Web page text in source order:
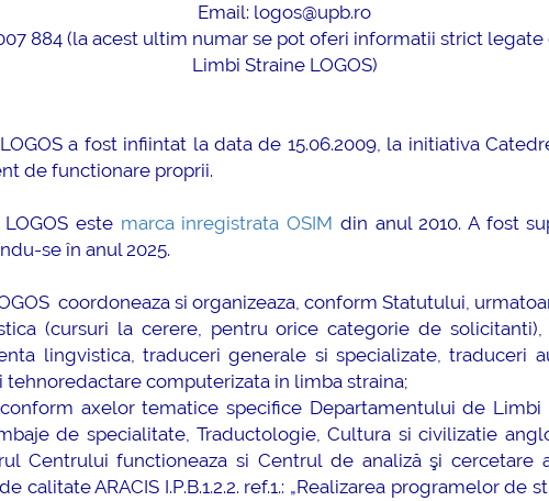
Email: logos@upb.ro
884 (la acest ultim numar se pot oferi informatii strict
Limbi Straine LOGOS)
a fost infiintat la data de 15.06.2009, la initiativa
de functionare proprii.
este marca inregistrata OSIM din anul 2010. A fost
se în anul 2025.
coordoneaza si organizeaza, conform Statutului,
(cursuri la cerere, pentru orice categorie de
lingvistica, traduceri generale si specializate, traduceri
computerizata in limba straina;
axelor tematice specifice Departamentului de Limbi
de specialitate, Traductologie, Cultura si civilizatie
Centrului functioneaza si Centrul de analiză şi cercetare
calitate ARACIS I.P.B.1.2.2. ref.1.: „Realizarea programelor
la Colegiul
Cantacuzino”
Eveniment de
mai multe informatii...
mai multe informatii...